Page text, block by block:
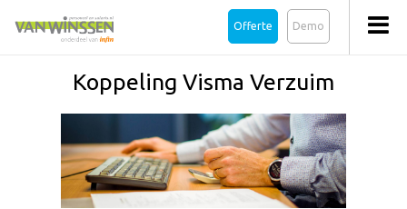
Demo
Offerte
Koppeling Visma Verzuim